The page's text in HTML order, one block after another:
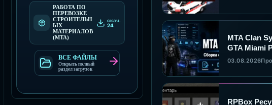
РАБОТА ПО
ПЕРЕВОЗКЕ
СТРОИТЕЛЬН
ЫХ
МАТЕРИАЛОВ
(MTA)
скач.
24
ВСЕ ФАЙЛЫ
Открыть полный
раздел загрузок
MTA Clan
GTA Miami
MTA:SA -
системы
03.08.2026
RPBox